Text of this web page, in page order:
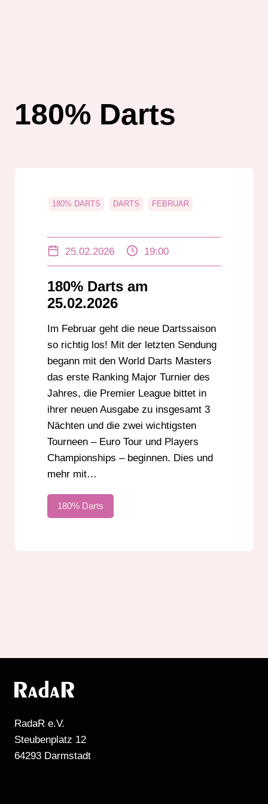
180% Darts
180% DARTS DARTS FEBRUAR
25.02.2026 19:00
180% Darts am
25.02.2026
Im Februar geht die neue Dartssaison
so richtig los! Mit der letzten Sendung
begann mit den World Darts Masters
das erste Ranking Major Turnier des
Jahres, die Premier League bittet in
ihrer neuen Ausgabe zu insgesamt 3
Nächten und die zwei wichtigsten
Tourneen – Euro Tour und Players
Championships – beginnen. Dies und
mehr mit…
180% Darts
RadaR e.V.
Steubenplatz 12
64293 Darmstadt